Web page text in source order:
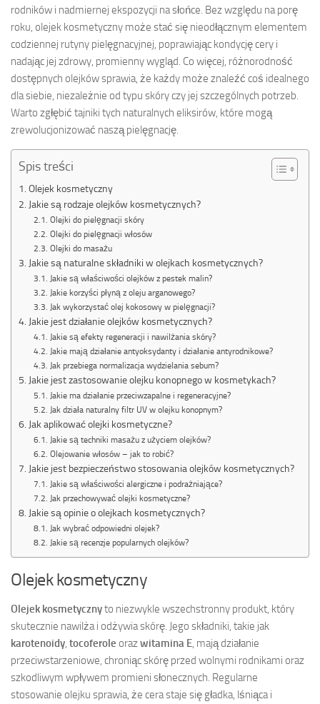
rodników i nadmiernej ekspozycji na słońce. Bez względu na porę
roku, olejek kosmetyczny może stać się nieodłącznym elementem
codziennej rutyny pielęgnacyjnej, poprawiając kondycję cery i
nadając jej zdrowy, promienny wygląd. Co więcej, różnorodność
dostępnych olejków sprawia, że każdy może znaleźć coś idealnego
dla siebie, niezależnie od typu skóry czy jej szczególnych potrzeb.
Warto zgłębić tajniki tych naturalnych eliksirów, które mogą
zrewolucjonizować naszą pielęgnację.
Spis treści
Olejek kosmetyczny
Jakie są rodzaje olejków kosmetycznych?
Olejki do pielęgnacji skóry
Olejki do pielęgnacji włosów
Olejki do masażu
Jakie są naturalne składniki w olejkach kosmetycznych?
Jakie są właściwości olejków z pestek malin?
Jakie korzyści płyną z oleju arganowego?
Jak wykorzystać olej kokosowy w pielęgnacji?
Jakie jest działanie olejków kosmetycznych?
Jakie są efekty regeneracji i nawilżania skóry?
Jakie mają działanie antyoksydanty i działanie antyrodnikowe?
Jak przebiega normalizacja wydzielania sebum?
Jakie jest zastosowanie olejku konopnego w kosmetykach?
Jakie ma działanie przeciwzapalne i regeneracyjne?
Jak działa naturalny filtr UV w olejku konopnym?
Jak aplikować olejki kosmetyczne?
Jakie są techniki masażu z użyciem olejków?
Olejowanie włosów – jak to robić?
Jakie jest bezpieczeństwo stosowania olejków kosmetycznych?
Jakie są właściwości alergiczne i podrażniające?
Jak przechowywać olejki kosmetyczne?
Jakie są opinie o olejkach kosmetycznych?
Jak wybrać odpowiedni olejek?
Jakie są recenzje popularnych olejków?
Olejek kosmetyczny
Olejek kosmetycznyto niezwykle wszechstronny produkt, który
skutecznie nawilża i odżywia skórę. Jego składniki, takie jak
karotenoidy, tocoferole orazwitamina E, mają działanie
przeciwstarzeniowe, chroniąc skórę przed wolnymi rodnikami oraz
szkodliwym wpływem promieni słonecznych. Regularne
stosowanie olejku sprawia, że cera staje się gładka, lśniąca i